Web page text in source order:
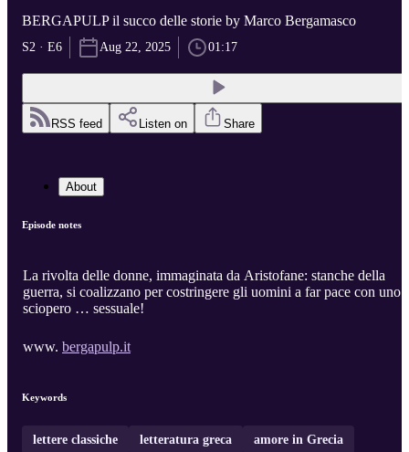
BERGAPULP il succo delle storie by Marco Bergamasco
S2 · E6 Aug 22, 2025 01:17
RSS feed Listen on Share
About
Episode notes
La rivolta delle donne, immaginata da Aristofane: stanche della
guerra, si coalizzano per costringere gli uomini a far pace con uno
sciopero … sessuale!
www. bergapulp.it
Keywords
lettere classiche letteratura greca amore in Grecia